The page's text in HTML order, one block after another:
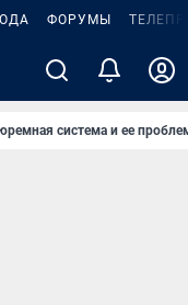
ФОРУМЫ
система и ее